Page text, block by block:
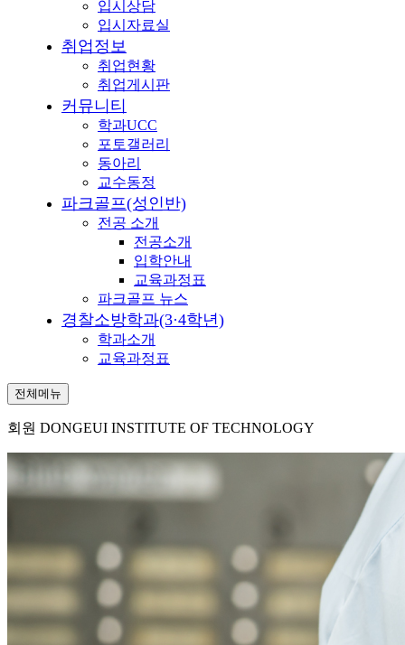
입시상담
입시자료실
취업정보
취업현황
취업게시판
커뮤니티
학과UCC
포토갤러리
동아리
교수동정
파크골프(성인반)
전공 소개
전공소개
입학안내
교육과정표
파크골프 뉴스
경찰소방학과(3·4학년)
학과소개
교육과정표
전체메뉴
회원 DONGEUI INSTITUTE OF TECHNOLOGY